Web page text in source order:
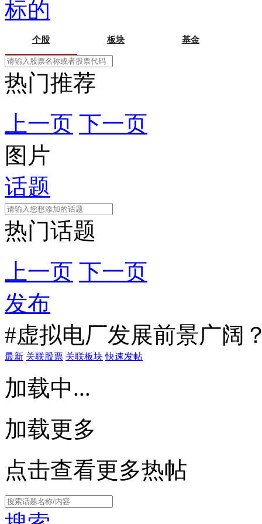
标的
个股 板块 基金
热门推荐
上一页 下一页
图片
话题
热门话题
上一页 下一页
发布
#虚拟电厂发展前景广阔
最新 关联股票 关联板块 快速发帖
加载中...
加载更多
点击查看更多热帖